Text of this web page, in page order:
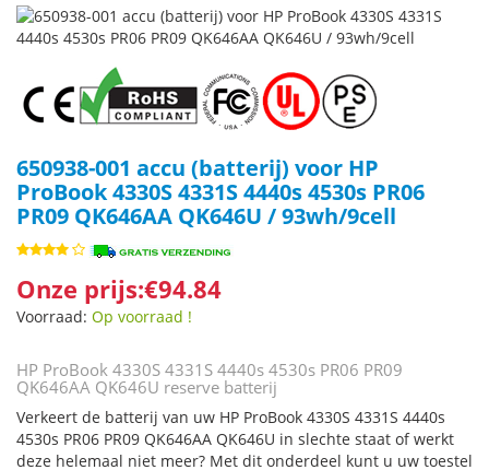
650938-001 accu (batterij) voor HP
ProBook 4330S 4331S 4440s 4530s PR06
PR09 QK646AA QK646U / 93wh/9cell
Onze prijs:€94.84
Voorraad: Op voorraad !
HP ProBook 4330S 4331S 4440s 4530s PR06 PR09
QK646AA QK646U reserve batterij
Verkeert de batterij van uw HP ProBook 4330S 4331S 4440s
4530s PR06 PR09 QK646AA QK646U in slechte staat of werkt
deze helemaal niet meer? Met dit onderdeel kunt u uw toestel